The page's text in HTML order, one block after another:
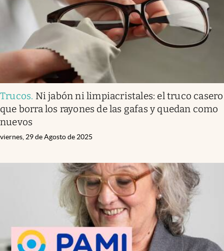
Trucos. Ni jabón ni limpiacristales: el truco casero
que borra los rayones de las gafas y quedan como
nuevos
viernes, 29 de Agosto de 2025